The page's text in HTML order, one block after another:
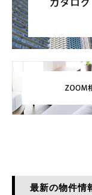
最新の物件情